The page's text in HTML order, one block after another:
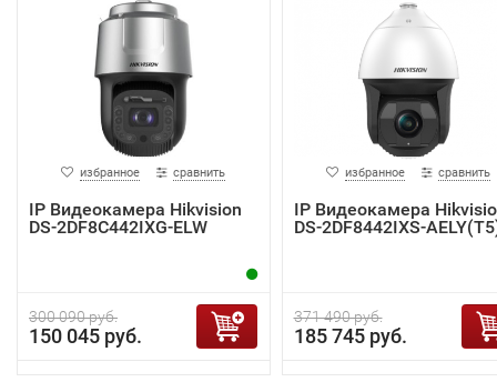
избранное сравнить
IP Видеокамера Hikvision
DS-2DF8C442IXG-ELW
300 090 руб.
150 045 руб.
избранное сравнить
IP Видеокамера
DS-2DF8442IXS-
371 490 руб.
185 745 руб.